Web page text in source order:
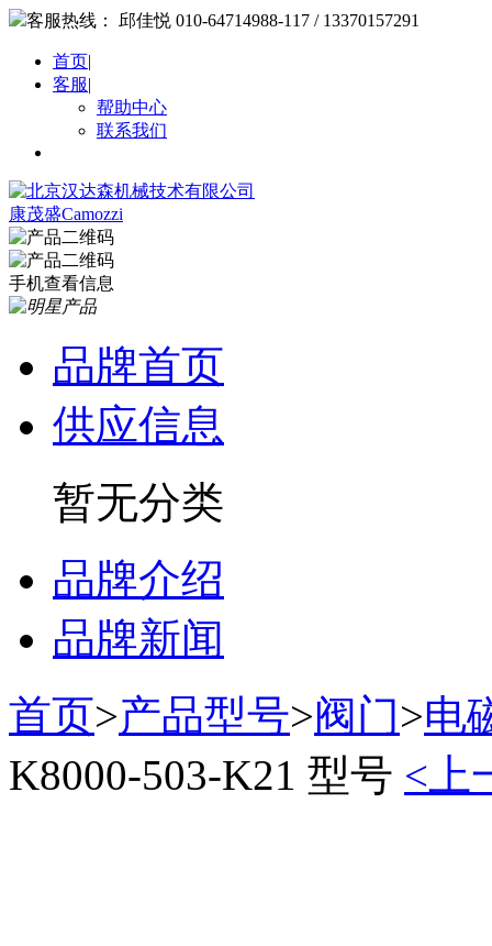
客服热线： 邱佳悦 010-64714988-117 / 13370157291
首页|
客服|
帮助中心
联系我们
康茂盛Camozzi
手机查看信息
品牌首页
供应信息
暂无分类
品牌介绍
品牌新闻
首页>产品型号>阀门>电
K8000-503-K21 型号 <上